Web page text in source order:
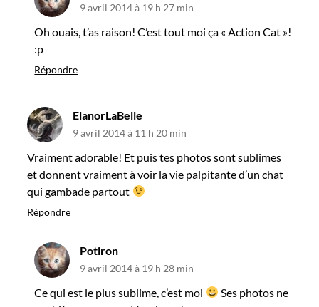
9 avril 2014 à 19 h 27 min
Oh ouais, t’as raison! C’est tout moi ça « Action Cat »!
:p
Répondre
ElanorLaBelle
9 avril 2014 à 11 h 20 min
Vraiment adorable! Et puis tes photos sont sublimes
et donnent vraiment à voir la vie palpitante d’un chat
qui gambade partout
Répondre
Potiron
9 avril 2014 à 19 h 28 min
Ce qui est le plus sublime, c’est moi
Ses photos ne